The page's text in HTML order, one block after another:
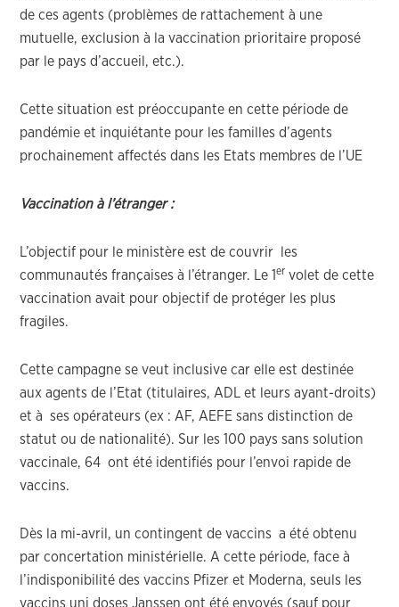
de ces agents (problèmes de rattachement à une
mutuelle, exclusion à la vaccination prioritaire proposé
par le pays d’accueil, etc.).
Cette situation est préoccupante en cette période de
pandémie et inquiétante pour les familles d’agents
prochainement affectés dans les Etats membres de l’UE
Vaccination à l’étranger :
L’objectif pour le ministère est de couvrir les
communautés françaises à l’étranger. Le 1er volet de cette
vaccination avait pour objectif de protéger les plus
fragiles.
Cette campagne se veut inclusive car elle est destinée
aux agents de l’Etat (titulaires, ADL et leurs ayant-droits)
et à ses opérateurs (ex : AF, AEFE sans distinction de
statut ou de nationalité). Sur les 100 pays sans solution
vaccinale, 64 ont été identifiés pour l’envoi rapide de
vaccins.
Dès la mi-avril, un contingent de vaccins a été obtenu
par concertation ministérielle. A cette période, face à
l’indisponibilité des vaccins Pfizer et Moderna, seuls les
vaccins uni doses Janssen ont été envoyés (sauf pour